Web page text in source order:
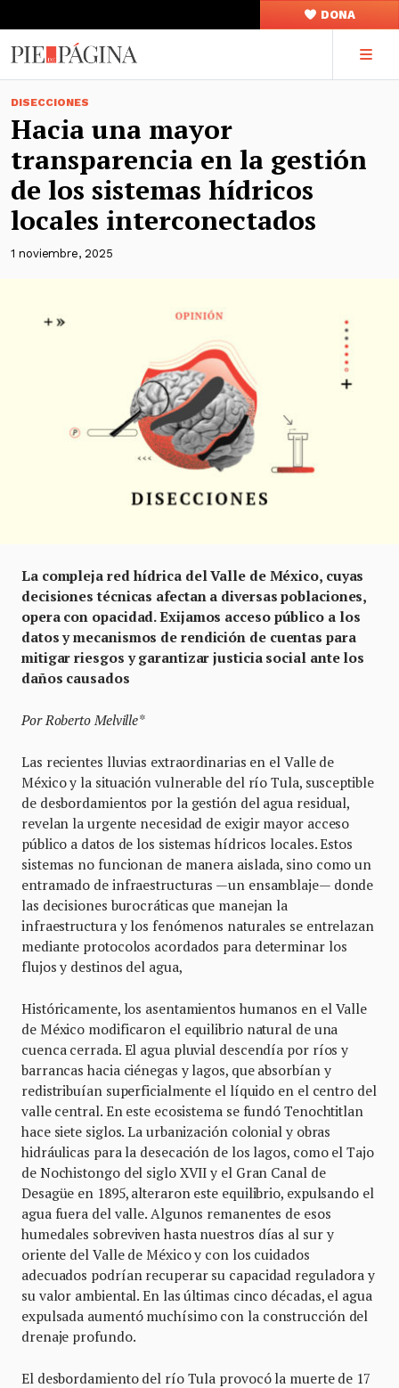
DONA
DISECCIONES
Hacia una mayor
transparencia en la gestión
de los sistemas hídricos
locales interconectados
1 noviembre, 2025
La compleja red hídrica del Valle de México, cuyas
decisiones técnicas afectan a diversas poblaciones,
opera con opacidad. Exijamos acceso público a los
datos y mecanismos de rendición de cuentas para
mitigar riesgos y garantizar justicia social ante los
daños causados
Por Roberto Melville*
Las recientes lluvias extraordinarias en el Valle de
México y la situación vulnerable del río Tula, susceptible
de desbordamientos por la gestión del agua residual,
revelan la urgente necesidad de exigir mayor acceso
público a datos de los sistemas hídricos locales. Estos
sistemas no funcionan de manera aislada, sino como un
entramado de infraestructuras —un ensamblaje— donde
las decisiones burocráticas que manejan la
infraestructura y los fenómenos naturales se entrelazan
mediante protocolos acordados para determinar los
flujos y destinos del agua,
Históricamente, los asentamientos humanos en el Valle
de México modificaron el equilibrio natural de una
cuenca cerrada. El agua pluvial descendía por ríos y
barrancas hacia ciénegas y lagos, que absorbían y
redistribuían superficialmente el líquido en el centro del
valle central. En este ecosistema se fundó Tenochtitlan
hace siete siglos. La urbanización colonial y obras
hidráulicas para la desecación de los lagos, como el Tajo
de Nochistongo del siglo XVII y el Gran Canal de
Desagüe en 1895, alteraron este equilibrio, expulsando el
agua fuera del valle. Algunos remanentes de esos
humedales sobreviven hasta nuestros días al sur y
oriente del Valle de México y con los cuidados
adecuados podrían recuperar su capacidad reguladora y
su valor ambiental. En las últimas cinco décadas, el agua
expulsada aumentó muchísimo con la construcción del
drenaje profundo.
El desbordamiento del río Tula provocó la muerte de 17